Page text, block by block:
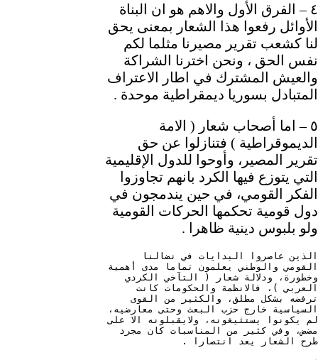
٤ – الفرق الأول والاهم هو ان البناة
الأوائل رفعوا هذا الشعار بمعنى يحق
لنا كشعب تقرير مصيرنا مثلما لكم
نفس الحق ، ونحن اخترنا الشراكة
والعيش المشترك في اطار الاعتراف
المتبادل بسوريا ديمقراطية موحدة .
٥ – اما أصحاب شعار ( الامة
الديموقراطية ) فتنازلوا عن حق
تقرير المصير، وأوحوا للدول الإقليمية
التي يتوزع فيها الكرد بانهم تجاوزوا
الفكر القومي، في حين يندمجون في
دول قومية تحكمها الحركات القومية
ولو بلبوس دينية ظاهرا .
لم يكونوا يستثيغونه، ولايقبلونه الا على
طرح الشعار يعد انتصارا .